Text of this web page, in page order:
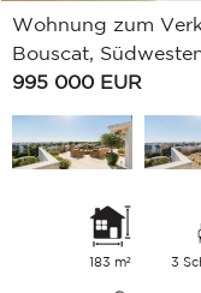
Wohnung zum
Bouscat,
995 000 EUR
183 m²